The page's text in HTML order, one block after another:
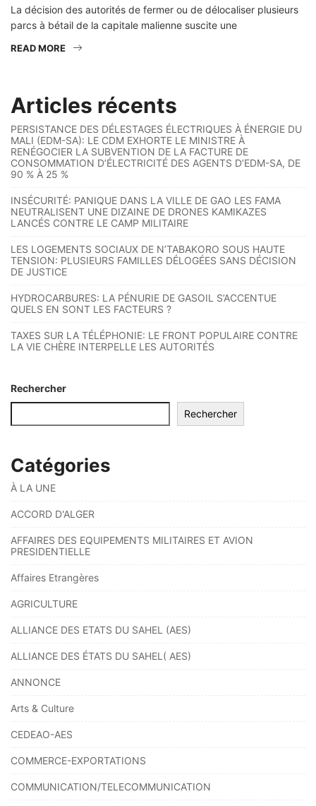
La décision des autorités de fermer ou de délocaliser plusieurs
parcs à bétail de la capitale malienne suscite une
READ MORE
Articles récents
PERSISTANCE DES DÉLESTAGES ÉLECTRIQUES À ÉNERGIE DU
MALI (EDM-SA): LE CDM EXHORTE LE MINISTRE À
RENÉGOCIER LA SUBVENTION DE LA FACTURE DE
CONSOMMATION D’ÉLECTRICITÉ DES AGENTS D’EDM-SA, DE
90 % À 25 %
INSÉCURITÉ: PANIQUE DANS LA VILLE DE GAO LES FAMA
NEUTRALISENT UNE DIZAINE DE DRONES KAMIKAZES
LANCÉS CONTRE LE CAMP MILITAIRE
LES LOGEMENTS SOCIAUX DE N’TABAKORO SOUS HAUTE
TENSION: PLUSIEURS FAMILLES DÉLOGÉES SANS DÉCISION
DE JUSTICE
HYDROCARBURES: LA PÉNURIE DE GASOIL S’ACCENTUE
QUELS EN SONT LES FACTEURS ?
TAXES SUR LA TÉLÉPHONIE: LE FRONT POPULAIRE CONTRE
LA VIE CHÈRE INTERPELLE LES AUTORITÉS
Rechercher
Rechercher
Catégories
À LA UNE
ACCORD D'ALGER
AFFAIRES DES EQUIPEMENTS MILITAIRES ET AVION
PRESIDENTIELLE
Affaires Etrangères
AGRICULTURE
ALLIANCE DES ETATS DU SAHEL (AES)
ALLIANCE DES ÉTATS DU SAHEL( AES)
ANNONCE
Arts & Culture
CEDEAO-AES
COMMERCE-EXPORTATIONS
COMMUNICATION/TELECOMMUNICATION